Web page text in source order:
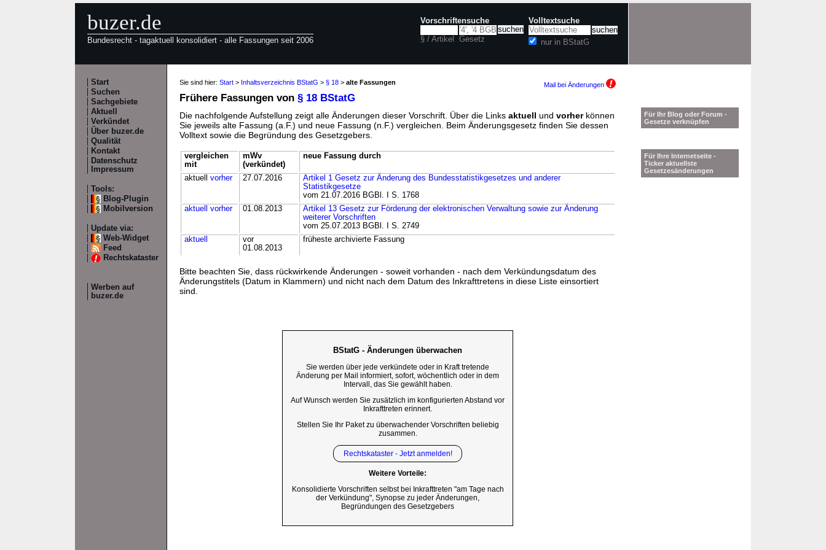
buzer.de
Bundesrecht - tagaktuell konsolidiert - alle Fassungen seit 2006
Vorschriftensuche
§ / Artikel Gesetz
Volltextsuche
nur in BStatG
Start
Suchen
Sachgebiete
Aktuell
Verkündet
Über buzer.de
Qualität
Kontakt
Datenschutz
Impressum
Tools:
Blog-Plugin
Mobilversion
Update via:
Web-Widget
Feed
Rechtskataster
Werben auf
buzer.de
Sie sind hier: Start > Inhaltsverzeichnis BStatG > § 18 > alte Fassungen Mail bei Änderungen
Frühere Fassungen von § 18 BStatG
Die nachfolgende Aufstellung zeigt alle Änderungen dieser Vorschrift. Über die Links aktuell und vorherkönnen
Sie jeweils alte Fassung (a.F.) und neue Fassung (n.F.) vergleichen. Beim Änderungsgesetz finden Sie dessen
Volltext sowie die Begründung des Gesetzgebers.
vergleichen
mit
mWv
(verkündet)
neue Fassung durch
aktuell vorher 27.07.2016
Artikel 1 Gesetz zur Änderung des Bundesstatistikgesetzes und anderer
Statistikgesetze
vom 21.07.2016 BGBl. I S. 1768
aktuell
vorher 01.08.2013
Artikel 13 Gesetz zur Förderung der elektronischen Verwaltung sowie zur Änderung
weiterer Vorschriften
vom 25.07.2013 BGBl. I S. 2749
aktuell
vor
01.08.2013
früheste archivierte Fassung
Bitte beachten Sie, dass rückwirkende Änderungen - soweit vorhanden - nach dem Verkündungsdatum des
Änderungstitels (Datum in Klammern) und nicht nach dem Datum des Inkrafttretens in diese Liste einsortiert
sind.
BStatG - Änderungen überwachen
Sie werden über jede verkündete oder in Kraft tretende
Änderung per Mail informiert, sofort, wöchentlich oder in dem
Intervall, das Sie gewählt haben.
Auf Wunsch werden Sie zusätzlich im konfigurierten Abstand vor
Inkrafttreten erinnert.
Stellen Sie Ihr Paket zu überwachender Vorschriften beliebig
zusammen.
Rechtskataster - Jetzt anmelden!
Weitere Vorteile:
Konsolidierte Vorschriften selbst bei Inkrafttreten "am Tage nach
der Verkündung", Synopse zu jeder Änderungen,
Begründungen des Gesetzgebers
Für Ihr Blog oder Forum -
Gesetze verknüpfen
Für Ihre Internetseite -
Ticker aktuellste
Gesetzesänderungen